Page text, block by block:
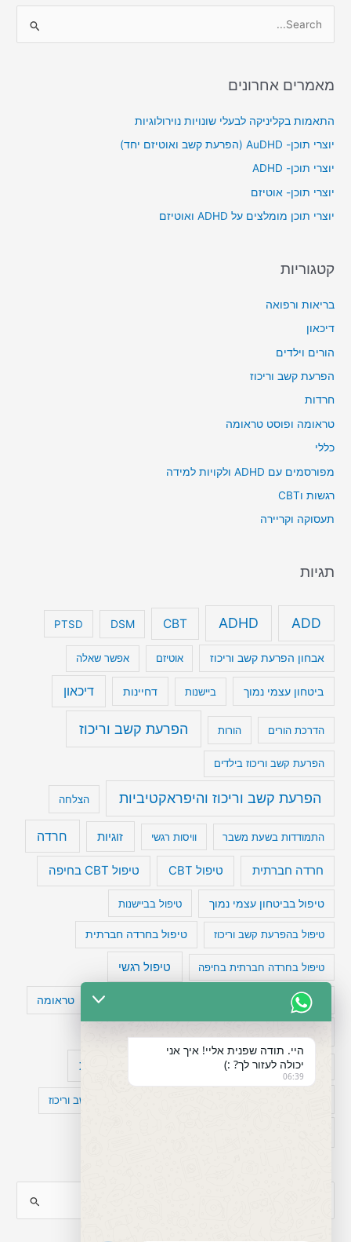
r
o
r
:
מאמרים אחרונים
התאמות בקליניקה לבעלי שונויות נוירולוגיות
יוצרי תוכן- AuDHD (הפרעת קשב ואוטיזם יחד)
יוצרי תוכן- ADHD
יוצרי תוכן- אוטיזם
יוצרי תוכן מומלצים על ADHD ואוטיזם
קטגוריות
בריאות ורפואה
דיכאון
הורים וילדים
הפרעת קשב וריכוז
חרדות
טראומה ופוסט טראומה
כללי
מפורסמים עם ADHD ולקויות למידה
רגשות וCBT
תעסוקה וקריירה
תגיות
ADD
ADHD
CBT
DSM
PTSD
אבחון הפרעת קשב וריכוז אוטיזם אפשר שאלה
ביטחון עצמי נמוך ביישנות דחיינות דיכאון
הדרכת הורים הורות הפרעת קשב וריכוז
הפרעת קשב וריכוז בילדים
הפרעת קשב וריכוז והיפראקטיביות הצלחה
התמודדות בשעת משבר וויסות רגשי זוגיות חרדה
חרדה חברתית טיפול CBT טיפול CBT בחיפה
טיפול בביטחון עצמי נמוך טיפול בביישנות
טיפול בהפרעת קשב וריכוז טיפול בחרדה חברתית
טיפול בחרדה חברתית בחיפה טיפול רגשי
טיפול תרופתי להפרעת קשב טעויות חשיבה טראומה
מפורסמים עם הפרעת קשב עיצות
קומורבידיות להפרעת קשב וריכוז
היי. תודה שפנית אליי! איך אני
יכולה לעזור לך? :)
06:39